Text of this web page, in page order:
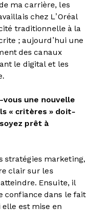
ma carrière, les
chez L’Oréal
traditionnelle à la
; aujourd’hui une
des canaux
le digital et les
une nouvelle
« critères » doit-
prêt à
stratégies marketing,
clair sur les
Ensuite, il
confiance dans le fait
est mise en